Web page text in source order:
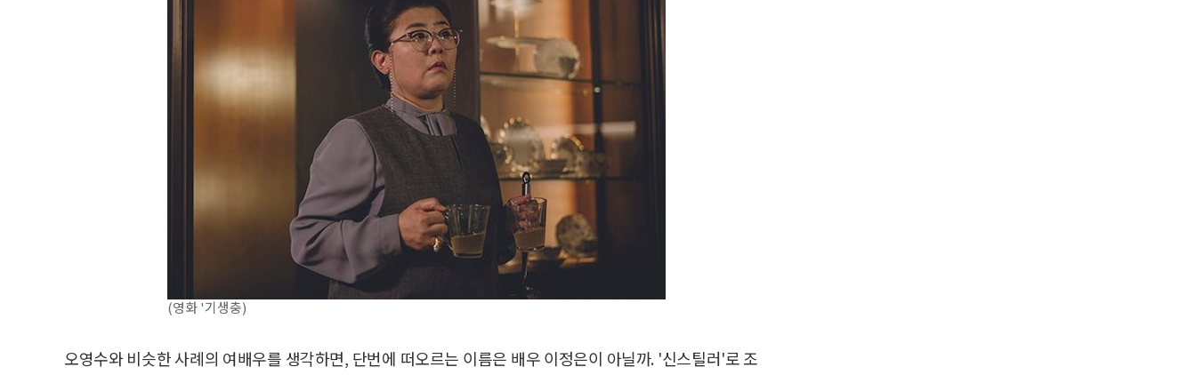
(영화 '기생충)
오영수와 비슷한 사례의 여배우를 생각하면, 단번에 떠오르는 이름은 배우 이정은이 아닐까. '신스틸러'로 조